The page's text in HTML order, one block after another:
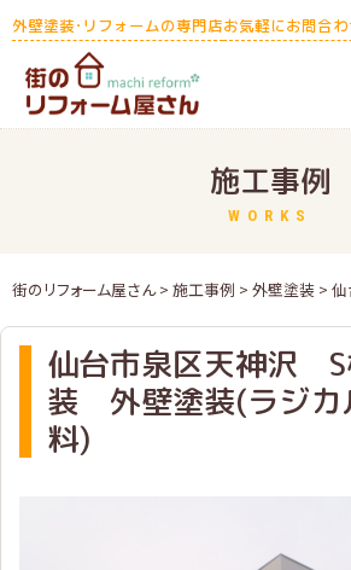
Skip
to
content
外壁塗装･リフォームの専門店お気軽にお問合わ
施工事例
WORKS
街のリフォーム屋さん> 施工事例 > 外壁塗装 > 仙台
仙台市泉区天神沢
装 外壁塗装(ラジカ
料)